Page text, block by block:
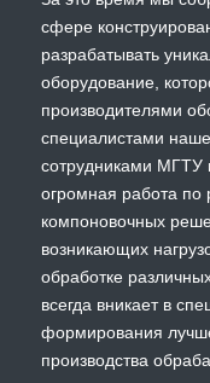
сфере
разрабатывать
оборудование,
производителями
специалистами
сотрудниками МГТУ
огромная работа по
компоновочных
возникающих
обработке
всегда вникает в
формирования
производства